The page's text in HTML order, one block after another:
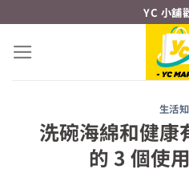
content
YC 小舖
生活
洗碗海綿和健康
的 3 個使